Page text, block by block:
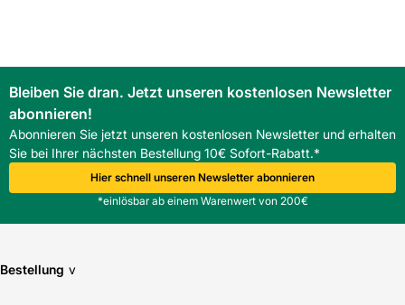
Bleiben Sie dran. Jetzt unseren kostenlosen Newsletter
abonnieren!
Abonnieren Sie jetzt unseren kostenlosen Newsletter und erhalten
Sie bei Ihrer nächsten Bestellung 10€ Sofort-Rabatt.*
Hier schnell unseren Newsletter abonnieren
*einlösbar ab einem Warenwert von 200€
Bestellung v